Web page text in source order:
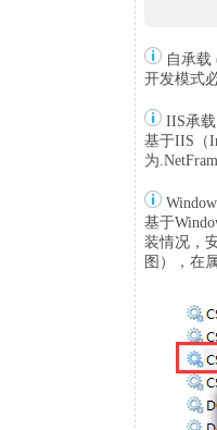
自承载
开发模式
IIS承
基于IIS（
为
基于
装情况，
图），在